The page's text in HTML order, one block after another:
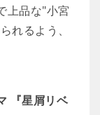
上品な"小宮
れるよう、
『星屑リベ